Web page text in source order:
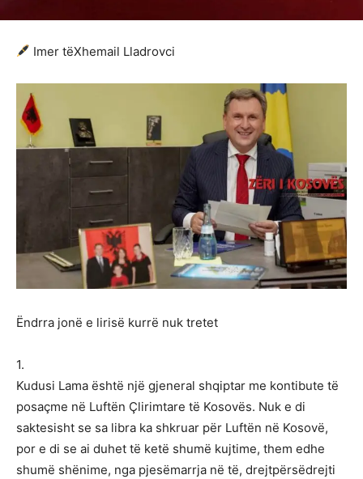
Imer tëXhemail Lladrovci
Ëndrra jonë e lirisë kurrë nuk tretet
1.
Kudusi Lama është një gjeneral shqiptar me kontibute të
posaçme në Luftën Çlirimtare të Kosovës. Nuk e di
saktesisht se sa libra ka shkruar për Luftën në Kosovë,
por e di se ai duhet të ketë shumë kujtime, them edhe
shumë shënime, nga pjesëmarrja në të, drejtpërsëdrejti